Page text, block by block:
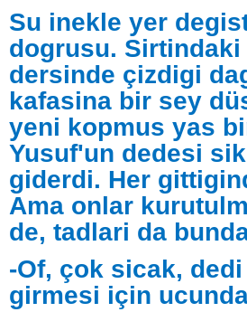
Su inekle yer
dogrusu.
dersinde çizdigi
kafasina bir sey
yeni kopmus yas
Yusuf'un dedesi
giderdi. Her
Ama onlar
de, tadlari da
-Of, çok sicak,
girmesi için